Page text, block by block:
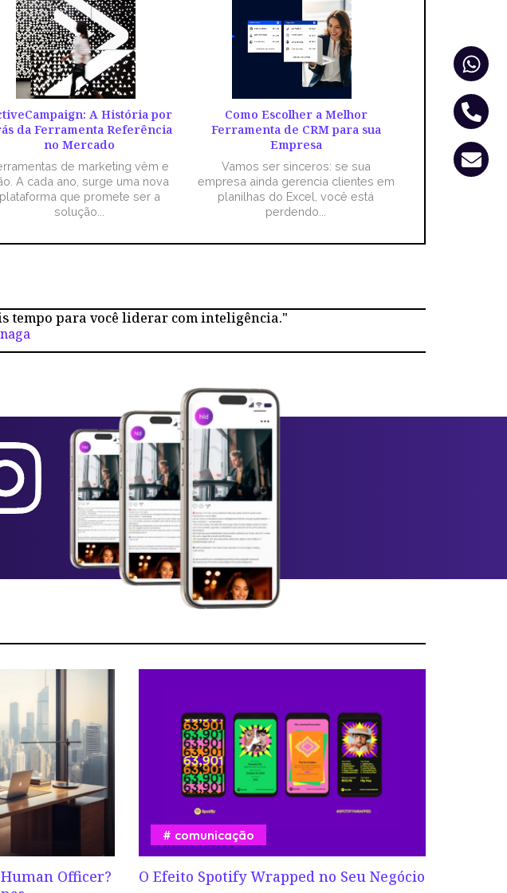
A História por
da Ferramenta Referência
no Mercado
de marketing vêm e
A cada ano, surge uma nova
plataforma que promete ser a
solução...
Como Escolher a Melhor
Ferramenta de CRM para sua
Empresa
Vamos ser sinceros: se sua
empresa ainda gerencia clientes em
planilhas do Excel, você está
perdendo...
tempo para você liderar com inteligência."
Officer?
O Efeito Spotify Wrapped no Seu Negócio
comunicação
alt